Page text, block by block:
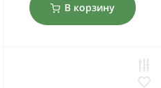
В корзину